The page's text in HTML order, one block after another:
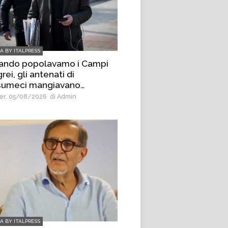
BY ITALPRESS
popolavamo i Campi
gli antenati di
mangiavano
è bufera sul deputato
05/08/2026 di Admin
BY ITALPRESS